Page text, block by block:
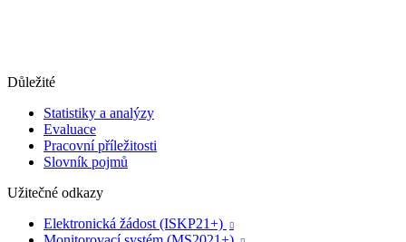
Důležité
Statistiky a analýzy
Evaluace
Pracovní příležitosti
Slovník pojmů
Užitečné odkazy
Elektronická žádost (ISKP21+)
